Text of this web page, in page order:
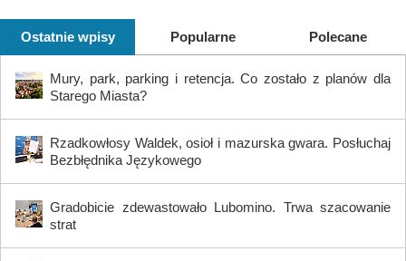
Ostatnie wpisy Popularne Polecane
Mury, park, parking i retencja. Co zostało z planów dla
Starego Miasta?
Rzadkowłosy Waldek, osioł i mazurska gwara. Posłuchaj
Bezbłędnika Językowego
Gradobicie zdewastowało Lubomino. Trwa szacowanie
strat